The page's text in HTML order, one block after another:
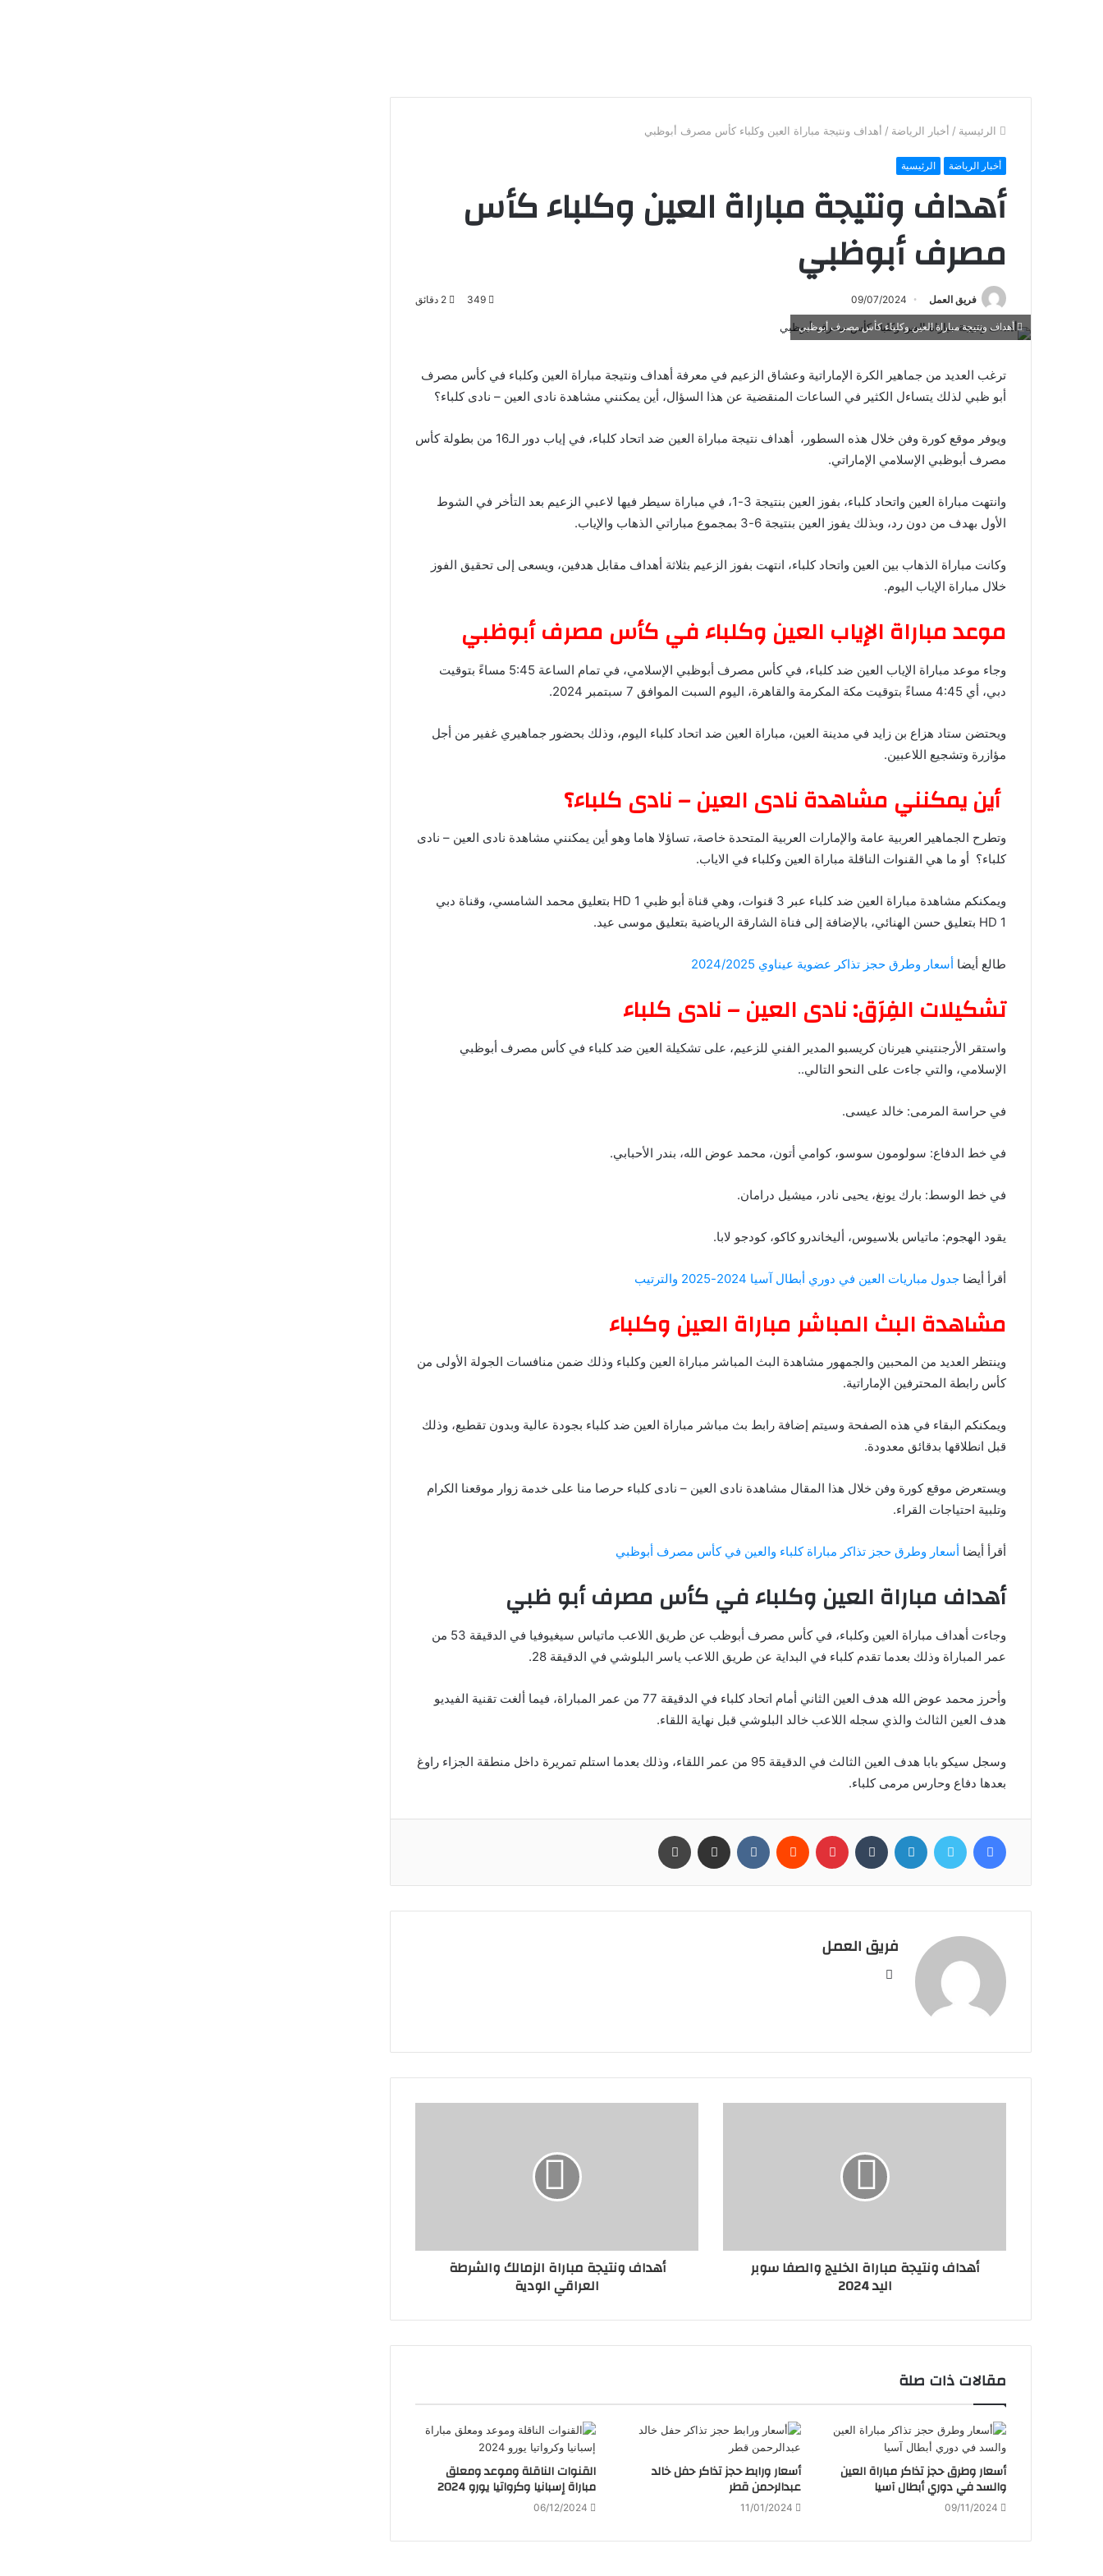
الرئيسية / أخبار الرياضة / أهداف ونتيجة مباراة العين وكلباء كأس مصرف أبوظبي
أخبار الرياضة الرئيسية
أهداف ونتيجة مباراة العين وكلباء كأس
مصرف أبوظبي
فريق العمل 09/07/2024
349
أهداف ونتيجة مباراة العين وكلباء كأس مصرف أبوظبي
ترغب العديد من جماهير الكرة الإماراتية وعشاق الزعيم في معرفة أهداف ونتيجة مباراة العين وكلباء في كأس مصرف
أبو ظبي لذلك يتساءل الكثير في الساعات المنقضية عن هذا السؤال، أين يمكنني مشاهدة ‎نادى العين – نادى كلباء؟
ويوفر موقع كورة وفن خلال هذه السطور، أهداف نتيجة مباراة العين ضد اتحاد كلباء، في إياب دور الـ16 من بطولة كأس
مصرف أبوظبي الإسلامي الإماراتي.
وانتهت مباراة العين واتحاد كلباء، بفوز العين بنتيجة 3-1، في مباراة سيطر فيها لاعبي الزعيم بعد التأخر في الشوط
الأول بهدف من دون رد، وبذلك يفوز العين بنتيجة 6-3 بمجموع مباراتي الذهاب والإياب.
وكانت مباراة الذهاب بين العين واتحاد كلباء، انتهت بفوز الزعيم بثلاثة أهداف مقابل هدفين، ويسعى إلى تحقيق الفوز
خلال مباراة الإياب اليوم.
موعد مباراة الإياب العين وكلباء في كأس مصرف أبوظبي
وجاء موعد مباراة الإياب العين ضد كلباء، في كأس مصرف أبوظبي الإسلامي، في تمام الساعة 5:45 مساءً بتوقيت
دبي، أي 4:45 مساءً بتوقيت مكة المكرمة والقاهرة، اليوم السبت الموافق 7 سبتمبر 2024.
ويحتضن ستاد هزاع بن زايد في مدينة العين، مباراة العين ضد اتحاد كلباء اليوم، وذلك بحضور جماهيري غفير من أجل
مؤازرة وتشجيع اللاعبين.
أين يمكنني مشاهدة ‎نادى العين – نادى كلباء؟
وتطرح الجماهير العربية عامة والإمارات العربية المتحدة خاصة، تساؤلا هاما وهو أين يمكنني مشاهدة ‎نادى العين – نادى
كلباء؟ أو ما هي القنوات الناقلة مباراة العين وكلباء في الاياب.
ويمكنكم مشاهدة مباراة العين ضد كلباء عبر 3 قنوات، وهي قناة أبو ظبي HD 1 بتعليق محمد الشامسي، وقناة دبي
HD 1 بتعليق حسن الهنائي، بالإضافة إلى فناة الشارقة الرياضية بتعليق موسى عيد.
طالع أيضا أسعار وطرق حجز تذاكر عضوية عيناوي 2024/2025
تشكيلات الفِرَق: نادى العين – نادى كلباء
واستقر الأرجنتيني هيرنان كريسبو المدير الفني للزعيم، على تشكيلة العين ضد كلباء في كأس مصرف أبوظبي
الإسلامي، والتي جاءت على النحو التالي..
في حراسة المرمى: خالد عيسى.
في خط الدفاع: سولومون سوسو، كوامي أتون، محمد عوض الله، بندر الأحبابي.
في خط الوسط: بارك يونغ، يحيى نادر، ميشيل درامان.
يقود الهجوم: ماتياس بلاسيوس، أليخاندرو كاكو، كودجو لابا.
أقرأ أيضا جدول مباريات العين في دوري أبطال آسيا 2024-2025 والترتيب
مشاهدة البث المباشر مباراة العين وكلباء
وينتظر العديد من المحبين والجمهور مشاهدة البث المباشر مباراة العين وكلباء وذلك ضمن منافسات الجولة الأولى من
كأس رابطة المحترفين الإماراتية.
ويمكنكم البقاء في هذه الصفحة وسيتم إضافة رابط بث مباشر مباراة العين ضد كلباء بجودة عالية وبدون تقطيع، وذلك
قبل انطلاقها بدقائق معدودة.
ويستعرض موقع كورة وفن خلال هذا المقال مشاهدة ‎نادى العين – نادى كلباء حرصا منا على خدمة زوار موقعنا الكرام
وتلبية احتياجات القراء.
أقرأ أيضا أسعار وطرق حجز تذاكر مباراة كلباء والعين في كأس مصرف أبوظبي
أهداف مباراة العين وكلباء في كأس مصرف أبو ظبي
وجاءت أهداف مباراة العين وكلباء، في كأس مصرف أبوظب عن طريق اللاعب ماتياس سيغيوفيا في الدقيقة 53 من
عمر المباراة وذلك بعدما تقدم كلباء في البداية عن طريق اللاعب ياسر البلوشي في الدقيقة 28.
وأحرز محمد عوض الله هدف العين الثاني أمام اتحاد كلباء في الدقيقة 77 من عمر المباراة، فيما ألغت تقنية الفيديو
هدف العين الثالث والذي سجله اللاعب خالد البلوشي قبل نهاية اللقاء.
وسجل سيكو بابا هدف العين الثالث في الدقيقة 95 من عمر اللقاء، وذلك بعدما استلم تمريرة داخل منطقة الجزاء راوغ
بعدها دفاع وحارس مرمى كلباء.
فيسبوك تويتر لينكدإن بينتيريست مشاركة عبر البريد
فريق العمل
أهداف ونتيجة مباراة الخليج والصفا سوبر
اليد 2024
أهداف ونتيجة مباراة الزمالك والشرطة
العراقي الودية
مقالات ذات صلة
أسعار وطرق حجز تذاكر مباراة العين
والسد في دوري أبطال آسيا
09/11/2024
أسعار ورابط حجز تذاكر حفل خالد
عبدالرحمن قطر
11/01/2024
القنوات الناقلة وموعد ومعلق
مباراة إسبانيا وكرواتيا يورو 2024
06/12/2024